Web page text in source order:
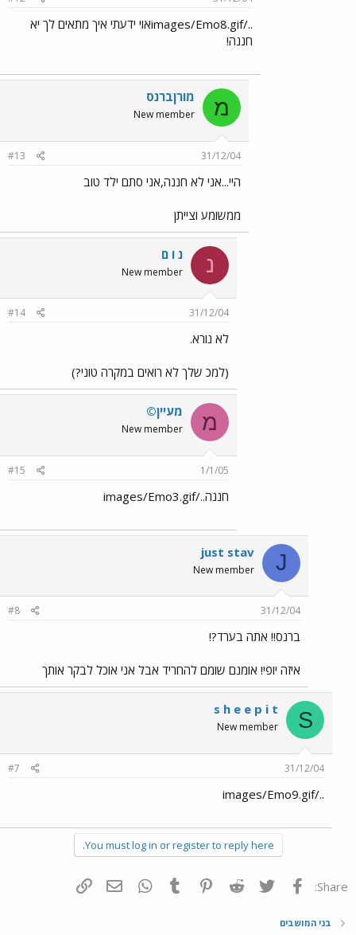
../images/Emo8.gifאוי ידעתי איך מתאים לך יא
חננה!
מ מורןברנס
New member
31/12/04
#13
היי...אני לא חננה,אני סתם ילד טוב
ממשומע וצייתן
נ נ ו ם
New member
31/12/04
#14
לא נורא.
(למכ שלך לא רואים במקרה טוני?)
מ מעיין©
New member
1/1/05
#15
חננה../images/Emo3.gif
J
just stav
New member
31/12/04
#8
ברנס!! אתה בערד?!
איזה יופי! אומנם שומם להחריד אבל אני אוכל לבקר אותך
S
s h e e p i t
New member
31/12/04
#7
../images/Emo9.gif
You must log in or register to reply here.
Share: פייסבוק Twitter
Reddit
Pinterest
Tumblr
WhatsAppדואר אלקטרוני
בני המושבים